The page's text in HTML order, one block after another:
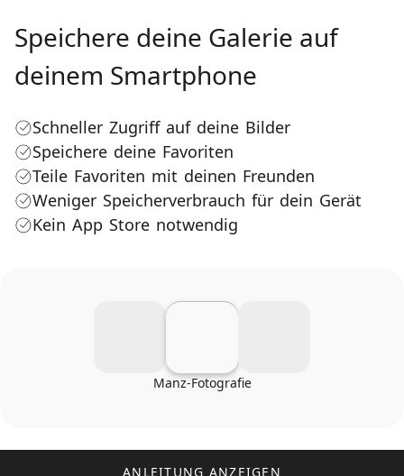
Speichere deine Galerie auf
deinem Smartphone
Schneller Zugriff auf deine Bilder
Speichere deine Favoriten
Teile Favoriten mit deinen Freunden
Weniger Speicherverbrauch für dein Gerät
Kein App Store notwendig
Manz-Fotografie
ANLEITUNG ANZEIGEN